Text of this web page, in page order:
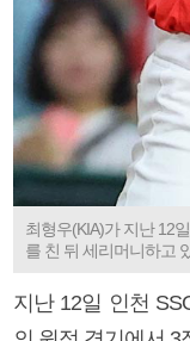
최형우(KIA)가 지난 12
를 친 뒤 세리머니하고
지난 12일 인천